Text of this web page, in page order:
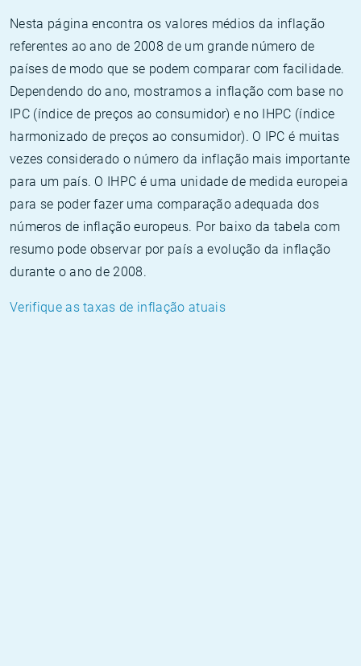
Nesta página encontra os valores médios da inflação
referentes ao ano de 2008 de um grande número de
países de modo que se podem comparar com facilidade.
Dependendo do ano, mostramos a inflação com base no
IPC (índice de preços ao consumidor) e no IHPC (índice
harmonizado de preços ao consumidor). O IPC é muitas
vezes considerado o número da inflação mais importante
para um país. O IHPC é uma unidade de medida europeia
para se poder fazer uma comparação adequada dos
números de inflação europeus. Por baixo da tabela com
resumo pode observar por país a evolução da inflação
durante o ano de 2008.
Verifique as taxas de inflação atuais